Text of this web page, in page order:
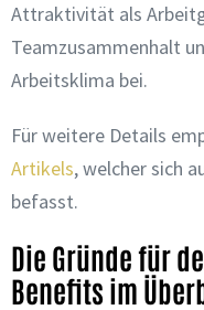
Attraktivität als
Teamzusammenhalt
Arbeitsklima bei.
Für weitere Details
Artikels, welcher sich
befasst.
Die Gründe für
Benefits im